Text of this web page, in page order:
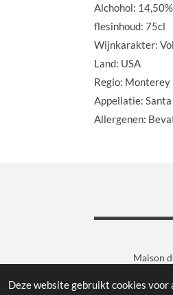
Deze website gebruikt cookies
Alchohol: 14,50%
flesinhoud: 75cl
Wijnkarakter:
Land: USA
Regio: Monterey
Appellatie:
Allergenen:
Maison
© 2019 - 2026